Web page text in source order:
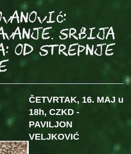
Srbija
od strepnje
ČETVRTAK, 16. MAJ u
18h, CZKD -
PAVILJON
VELJKOVIĆ